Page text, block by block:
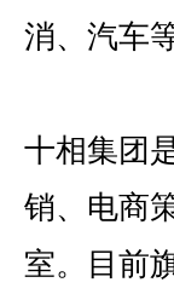
消、汽车等
十相集团
销、电商
室。目前